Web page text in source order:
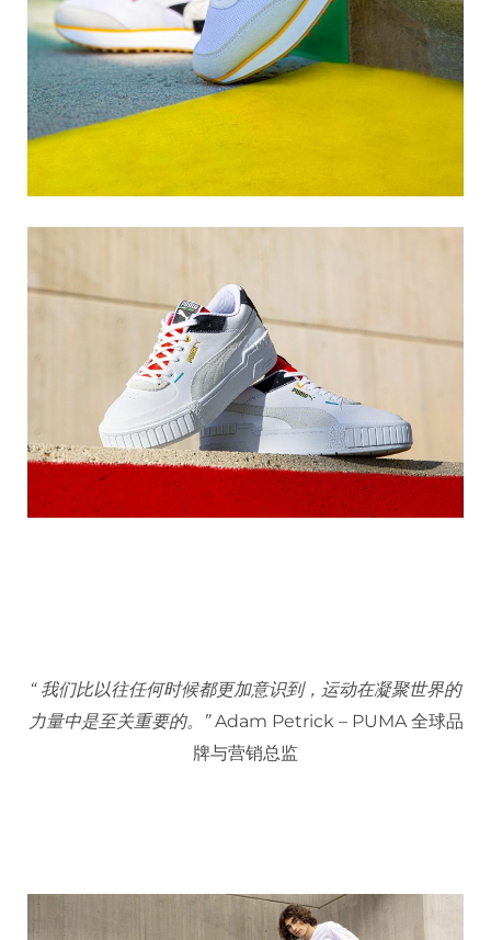
“ 我们比以往任何时候都更加意识到，运动在凝聚世界的
力量中是至关重要的。”Adam Petrick – PUMA 全球品
牌与营销总监